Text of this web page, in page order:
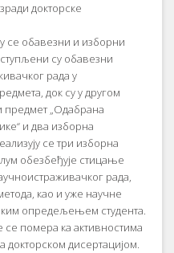
докторске
се обавезни и изборни
су обавезни
рада у
док су у другом
предмет „Одабрана
и два изборна
се три изборна
обезбеђује стицање
рада,
као и уже научне
опредељењем студента.
се помера ка активностима
докторском дисертацијом.